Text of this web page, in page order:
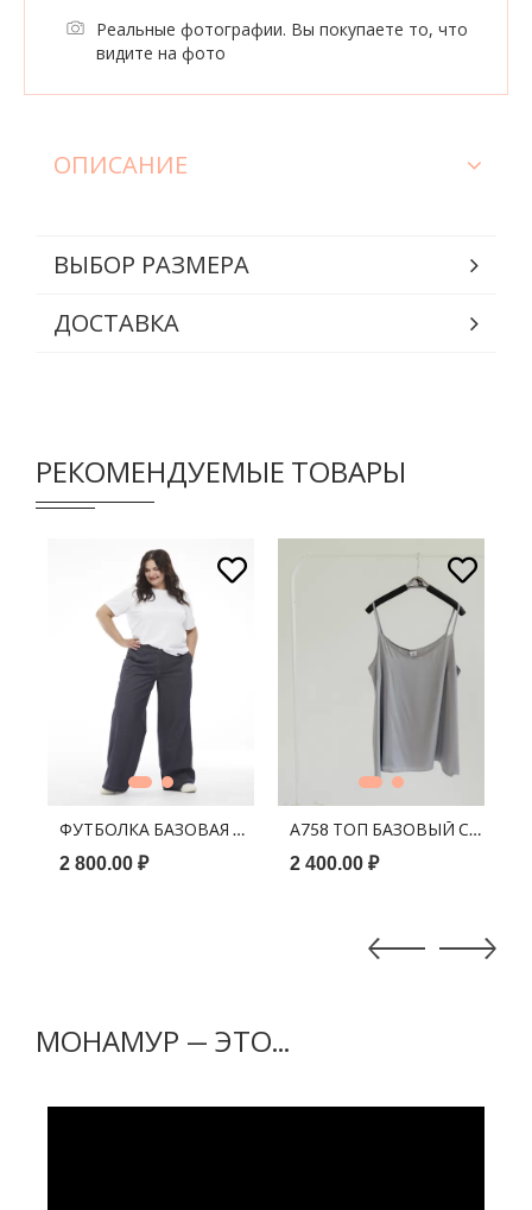
Реальные фотографии. Вы покупаете то, что
видите на фото
ОПИСАНИЕ
ВЫБОР РАЗМЕРА
ДОСТАВКА
РЕКОМЕНДУЕМЫЕ ТОВАРЫ
ЧЁРНАЯ 3/4
В КОРЗИНУ
ФУТБОЛКА БАЗОВАЯ БЕЛАЯ
2 800.00 ₽
В КОРЗИНУ
А758 ТОП БАЗОВЫЙ СЕРЫЙ
2 400.00 ₽
МОНАМУР — ЭТО...